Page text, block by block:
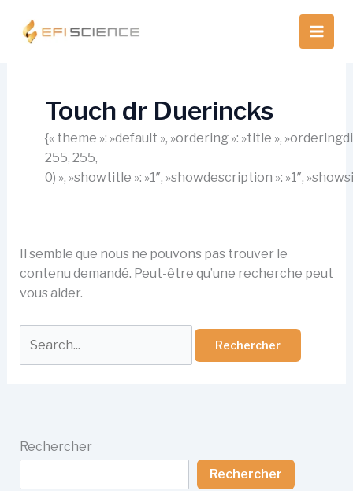
contenu
Touch dr Duerincks
{« theme »: »default », »ordering »: »title »,
255, 255,
0) », »showtitle »: »1″, »showdescription »: »1″,
Il semble que nous ne pouvons pas trouver le
contenu demandé. Peut-être qu’une recherche peut
vous aider.
Rechercher
Rechercher